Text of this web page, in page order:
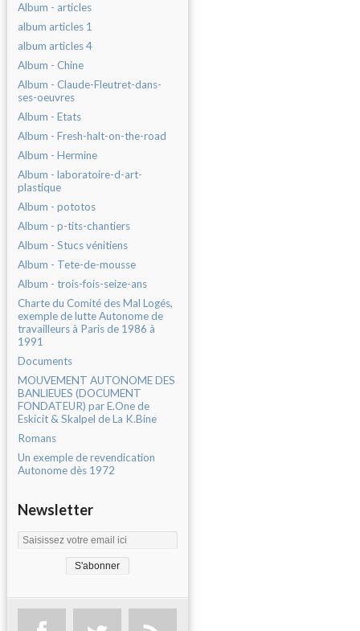
Album - articles
album articles 1
album articles 4
Album - Chine
Album - Claude-Fleutret-dans-
ses-oeuvres
Album - Etats
Album - Fresh-halt-on-the-road
Album - Hermine
Album - laboratoire-d-art-
plastique
Album - pototos
Album - p-tits-chantiers
Album - Stucs vénitiens
Album - Tete-de-mousse
Album - trois-fois-seize-ans
Charte du Comité des Mal Logés,
exemple de lutte Autonome de
travailleurs à Paris de 1986 à
1991
Documents
MOUVEMENT AUTONOME DES
BANLIEUES (DOCUMENT
FONDATEUR) par E.One de
Eskicit & Skalpel de La K.Bine
Romans
Un exemple de revendication
Autonome dès 1972
Newsletter